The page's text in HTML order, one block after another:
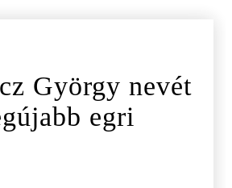
György nevét
egri